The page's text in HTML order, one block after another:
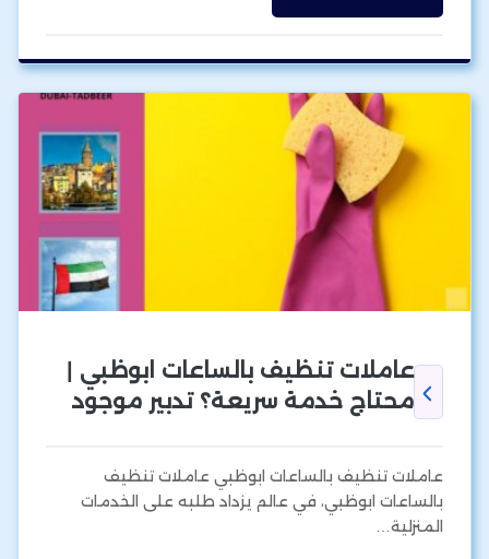
عاملات تنظيف بالساعات ابوظبي |
محتاج خدمة سريعة؟ تدبير موجود
عاملات تنظيف بالساعات ابوظبي عاملات تنظيف
بالساعات ابوظبي، في عالم يزداد طلبه على الخدمات
المنزلية…